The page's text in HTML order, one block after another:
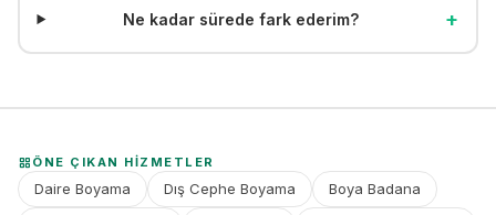
Ne kadar sürede fark ederim? +
ÖNE ÇIKAN HIZMETLER
Daire Boyama Dış Cephe Boyama Boya Badana